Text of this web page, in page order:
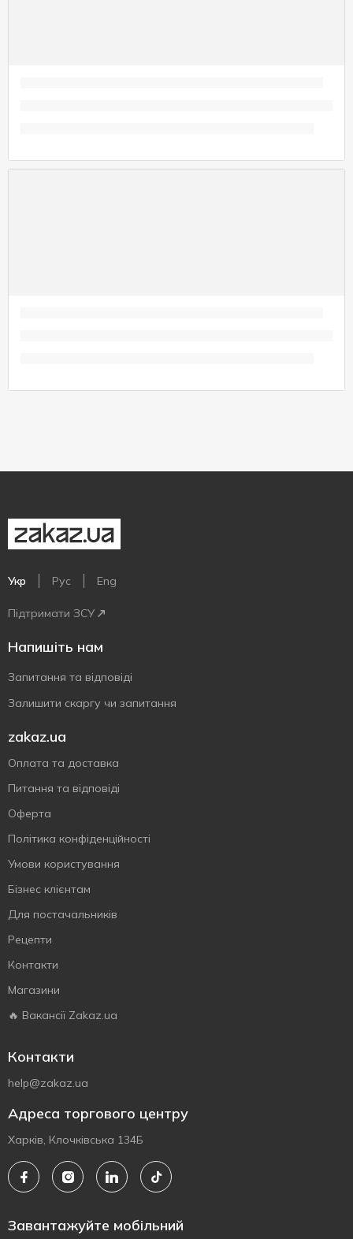
Укр Рус Eng
Підтримати ЗСУ
Напишіть нам
Запитання та відповіді
Залишити скаргу чи запитання
zakaz.ua
Оплата та доставка
Питання та відповіді
Оферта
Політика конфіденційності
Умови користування
Бізнес клієнтам
Для постачальників
Рецепти
Контакти
Магазини
🔥 Вакансії Zakaz.ua
Контакти
help@zakaz.ua
Адреса торгового центру
Харків, Клочківська 134Б
Завантажуйте мобільний